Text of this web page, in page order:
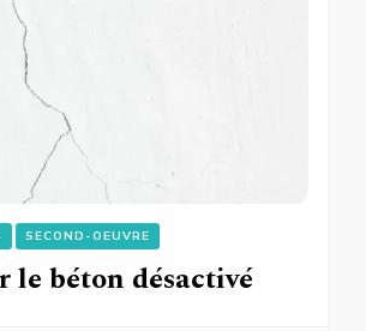
SECOND-OEUVRE
le béton désactivé